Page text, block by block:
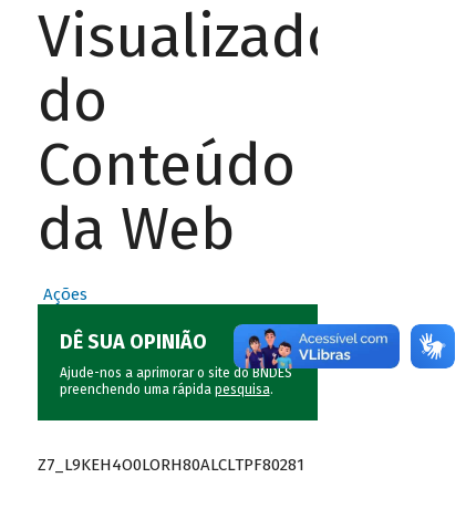
Visualizador
do
Conteúdo
da Web
Ações
DÊ SUA OPINIÃO
Ajude-nos a aprimorar o site do BNDES
preenchendo uma rápida pesquisa.
Z7_L9KEH4O0LORH80ALCLTPF80281